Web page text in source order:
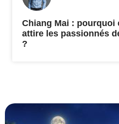
Chiang Mai : pourquoi
attire les passionnés
?